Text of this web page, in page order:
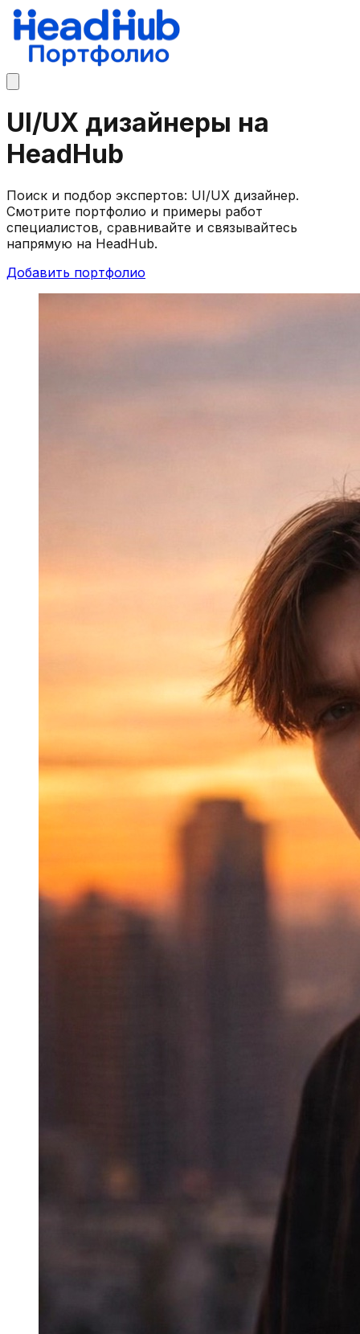
UI/UX дизайнеры на
HeadHub
Поиск и подбор экспертов: UI/UX дизайнер.
Смотрите портфолио и примеры работ
специалистов, сравнивайте и связывайтесь
напрямую на HeadHub.
Добавить портфолио